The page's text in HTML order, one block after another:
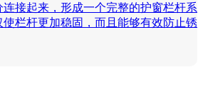
接起来，形成一个完整的护窗栏杆系
栏杆更加稳固，而且能够有效防止锈